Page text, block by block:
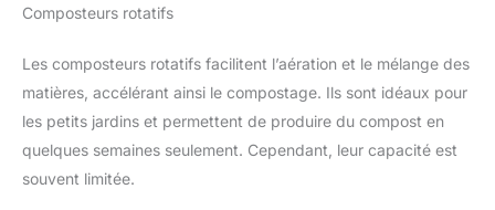
Composteurs rotatifs
Les composteurs rotatifs facilitent l’aération et le mélange des
matières, accélérant ainsi le compostage. Ils sont idéaux pour
les petits jardins et permettent de produire du compost en
quelques semaines seulement. Cependant, leur capacité est
souvent limitée.